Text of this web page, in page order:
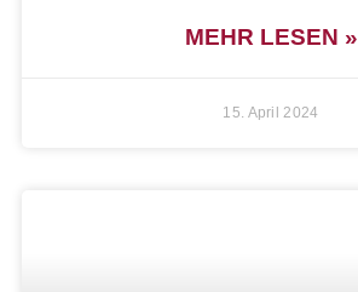
MEHR LESEN »
15. April 2024